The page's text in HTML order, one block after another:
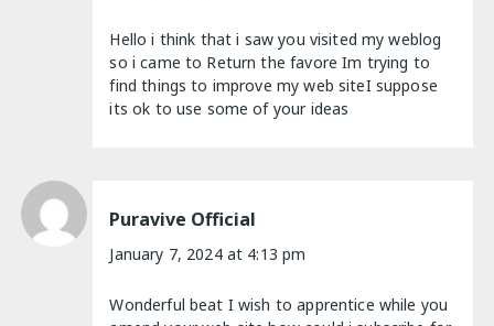
Hello i think that i saw you visited my weblog
so i came to Return the favore Im trying to
find things to improve my web siteI suppose
its ok to use some of your ideas
Puravive Official
January 7, 2024 at 4:13 pm
Wonderful beat I wish to apprentice while you